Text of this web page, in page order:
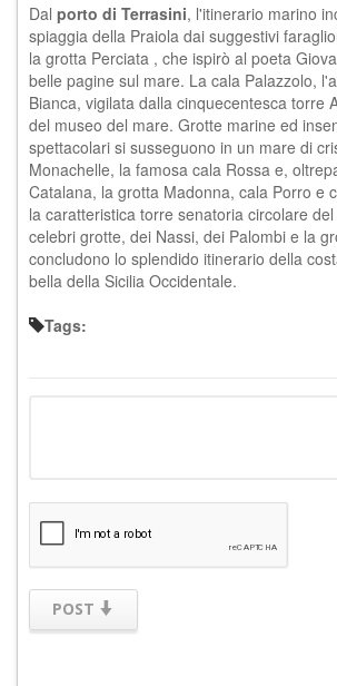
Dal porto di Terrasini, l'itinerario marino
spiaggia della Praiola dai suggestivi
la grotta Perciata , che ispirò al poeta
belle pagine sul mare. La cala Palazzolo,
Bianca, vigilata dalla cinquecentesca torre
del museo del mare. Grotte marine ed
spettacolari si susseguono in un mare di
Monachelle, la famosa cala Rossa e,
Catalana, la grotta Madonna, cala Porro e
la caratteristica torre senatoria circolare
celebri grotte, dei Nassi, dei Palombi e la
concludono lo splendido itinerario della
bella della Sicilia Occidentale.
Tags:
POST